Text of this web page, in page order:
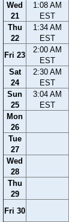
Wed
21
1:08 AM
EST
Thu
22
1:34 AM
EST
Fri 23
2:00 AM
EST
Sat
24
2:30 AM
EST
Sun
25
3:04 AM
EST
Mon
26
Tue
27
Wed
28
Thu
29
Fri 30